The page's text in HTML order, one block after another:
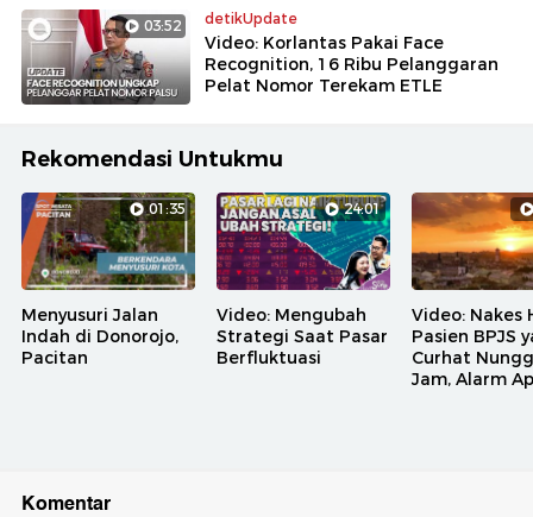
03:52 detikUpdate
Video: Korlantas Pakai Face
Recognition, 16 Ribu Pelanggaran
Pelat Nomor Terekam ETLE
Rekomendasi Untukmu
01:35
Menyusuri Jalan
Indah di Donorojo,
Pacitan
24:01
Video: Mengubah
Strategi Saat Pasar
Berfluktuasi
Video: Nakes
Pasien BPJS
Curhat
Jam, Alarm